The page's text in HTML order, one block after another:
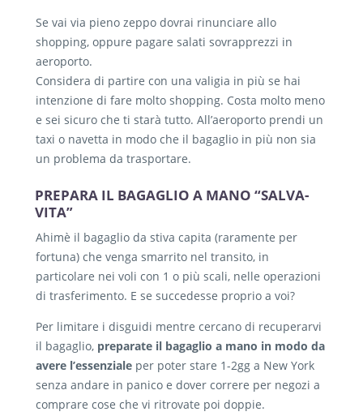
Se vai via pieno zeppo dovrai rinunciare allo
shopping, oppure pagare salati sovrapprezzi in
aeroporto.
Considera di partire con una valigia in più se hai
intenzione di fare molto shopping. Costa molto meno
e sei sicuro che ti starà tutto. All’aeroporto prendi un
taxi o navetta in modo che il bagaglio in più non sia
un problema da trasportare.
PREPARA IL BAGAGLIO A MANO “SALVA-
VITA”
Ahimè il bagaglio da stiva capita (raramente per
fortuna) che venga smarrito nel transito, in
particolare nei voli con 1 o più scali, nelle operazioni
di trasferimento. E se succedesse proprio a voi?
Per limitare i disguidi mentre cercano di recuperarvi
il bagaglio, preparate il bagaglio a mano in modo da
avere l’essenziale per poter stare 1-2gg a New York
senza andare in panico e dover correre per negozi a
comprare cose che vi ritrovate poi doppie.